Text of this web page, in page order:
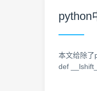
python
本文给除
def